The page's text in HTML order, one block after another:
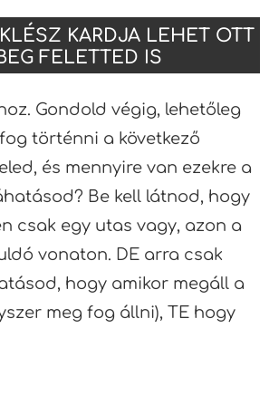
KARDJA LEHET OTT
FELETTED IS
Gondold végig, lehetőleg
történni a következő
és mennyire van ezekre a
Be kell látnod, hogy
csak egy utas vagy, azon a
vonaton. DE arra csak
hogy amikor megáll a
meg fog állni), TE hogy